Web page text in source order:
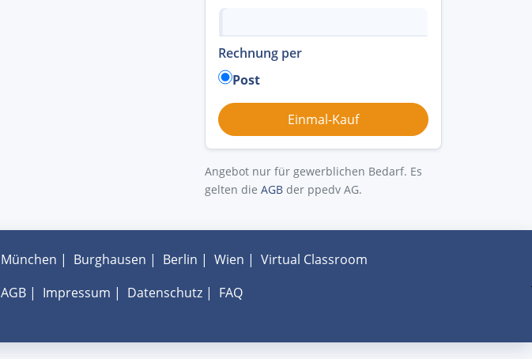
Rechnung per
Post
Angebot nur für gewerblichen Bedarf. Es
gelten die AGB der ppedv AG.
München | Burghausen | Berlin | Wien | Virtual Classroom
AGB| Impressum | Datenschutz| FAQ